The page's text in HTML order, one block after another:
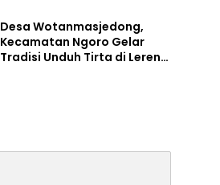
Dukungan Pemkab
Desa Wotanmasjedong,
Kecamatan Ngoro Gelar
Tradisi Unduh Tirta di Lereng